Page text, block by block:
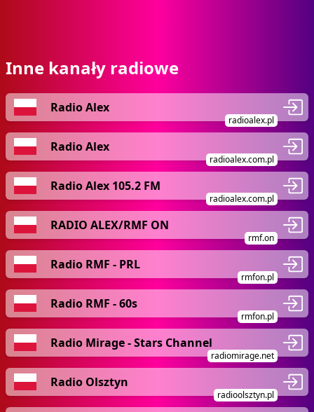
Inne kanały radiowe
Radio Alex
radioalex.pl
Radio Alex
radioalex.com.pl
Radio Alex 105.2 FM
radioalex.com.pl
RADIO ALEX/RMF ON
rmf.on
Radio RMF - PRL
rmfon.pl
Radio RMF - 60s
rmfon.pl
Radio Mirage - Stars Channel
radiomirage.net
Radio Olsztyn
radioolsztyn.pl